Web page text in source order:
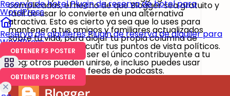
Reserva de hotelPlugin de reserva de hotel para
WordPress
Reserva de alquileresPlugin de reserva de alquiler para
WordPress
OBTENER FS POSTER
OBTENER FS POSTER
complicadas, el hecho de que Blogger sea gratuito y
fácil de usar lo convierte en una alternativa
atractiva. Esto es cierto ya sea que lo uses para
mantener a tus amigos y familiares actualizados
sobre tu vida, para alojar tu propia columna de
consejos o para discutir tus puntos de vista políticos.
No estás limitado a ser el único contribuyente a tu
blog; otros pueden unirse, e incluso puedes usar
Blogger para crear feeds de podcasts.